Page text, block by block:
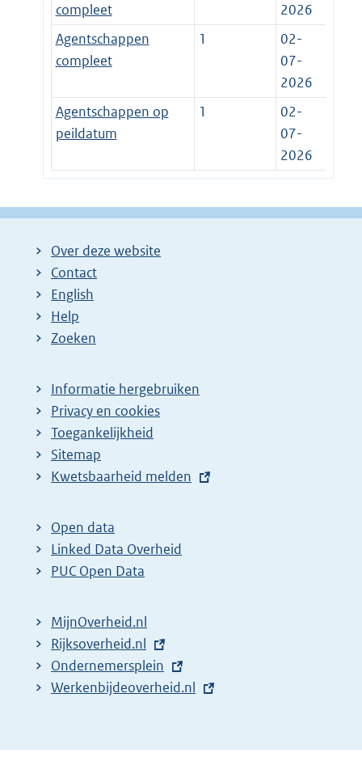
compleet
2026
Agentschappen
compleet
1
02-
07-
2026
Agentschappen op
peildatum
1
02-
07-
2026
Over deze website
Contact
English
Help
Zoeken
Informatie hergebruiken
Privacy en cookies
Toegankelijkheid
Sitemap
E
t
e
r
l
i
n
k
Kwetsbaarheid melden
Open data
Linked Data Overheid
PUC Open Data
MijnOverheid.nl
E
x
t
n
Rijksoverheid.nl
E
x
r
Ondernemersplein
E
e
Werkenbijdeoverheid.nl